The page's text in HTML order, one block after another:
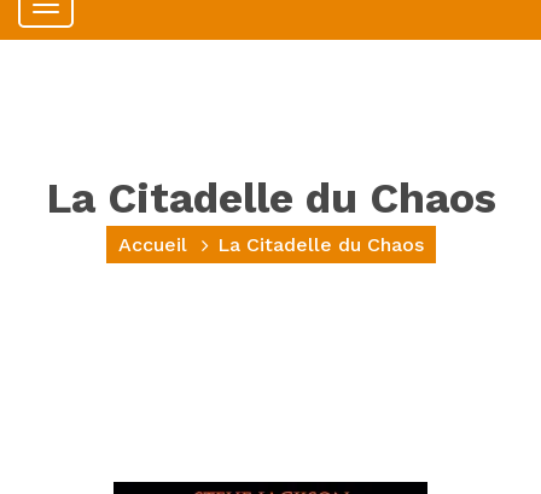
Toggle
La Citadelle du Chaos
Accueil La Citadelle du Chaos